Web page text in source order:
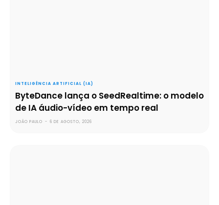
INTELIGÊNCIA ARTIFICIAL (IA)
ByteDance lança o SeedRealtime: o modelo
de IA áudio-vídeo em tempo real
JOÃO PAULO - 6 DE AGOSTO, 2026